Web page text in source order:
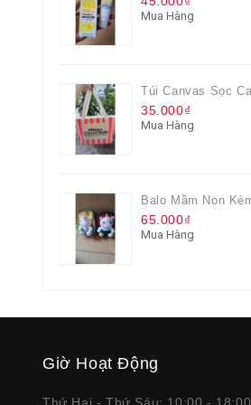
Mua Hàng
35.000₫
Mua Hàng
65.000₫
Mua Hàng
Giờ Hoạt Động